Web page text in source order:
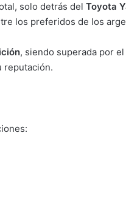
solo detrás del Toyota
los preferidos de los
, siendo superada por el
reputación.